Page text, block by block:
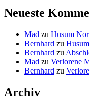
Neueste
Mad zu Husum
Bernhard zu
Bernhard zu
Mad zu Verlorene
Bernhard zu
Archiv